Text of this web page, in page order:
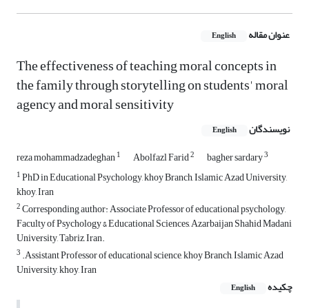
عنوان مقاله English
The effectiveness of teaching moral concepts in
the family through storytelling on students' moral
agency and moral sensitivity
نویسندگان English
reza mohammadzadeghan1 Abolfazl Farid2 bagher sardary3
1PhD in Educational Psychology, khoy Branch, Islamic Azad University,
khoy, Iran
2Corresponding author: Associate Professor of educational psychology,
Faculty of Psychology & Educational Sciences, Azarbaijan Shahid Madani
University, Tabriz, Iran.
3 .Assistant Professor of educational science, khoy Branch, Islamic Azad
University, khoy, Iran
چکیده
English